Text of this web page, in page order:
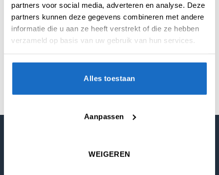
partners voor social media, adverteren en analyse. Deze
partners kunnen deze gegevens combineren met andere
informatie die u aan ze heeft verstrekt of die ze hebben
verzameld op basis van uw gebruik van hun services.
Alles toestaan
Aanpassen
WEIGEREN
MICRON